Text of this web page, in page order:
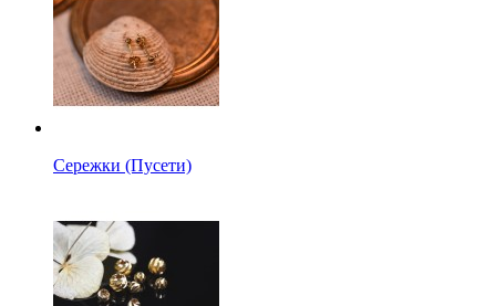
Сережки (Пусети)